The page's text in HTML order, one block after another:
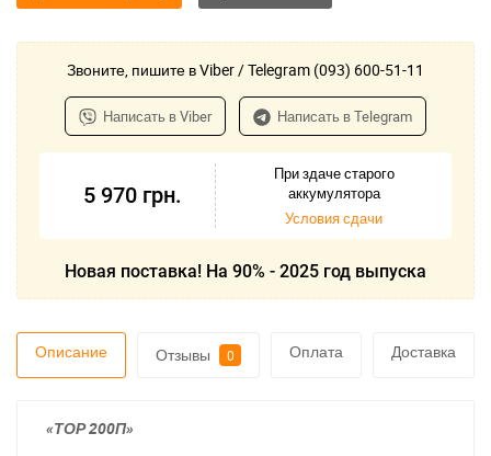
Звоните, пишите в Viber / Telegram (093) 600-51-11
Написать в Viber Написать в Telegram
5 970 грн.
При здаче старого
аккумулятора
Условия сдачи
Новая поставка! На 90% - 2025 год выпуска
Описание Отзывы 0 Оплата Доставка
«ТОР 200П»